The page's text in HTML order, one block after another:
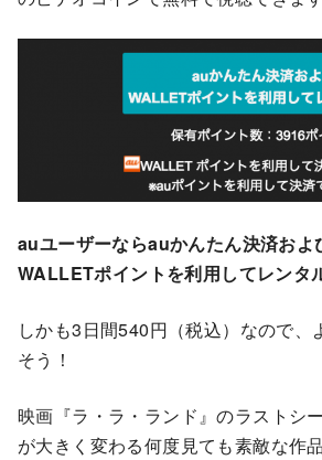
auユーザーならauかんたん決済およ
WALLETポイントを利用してレンタ
しかも3日間540円（税込）なので、
そう！
映画『ラ・ラ・ランド』のラストシ
が大きく変わる何度見ても素敵な作